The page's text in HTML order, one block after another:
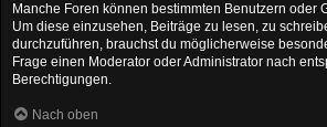
Manche Foren können bestimmten Benutzern oder
Um diese einzusehen, Beiträge zu lesen, zu
durchzuführen, brauchst du möglicherweise
Frage einen Moderator oder Administrator nach
Berechtigungen.
Nach oben